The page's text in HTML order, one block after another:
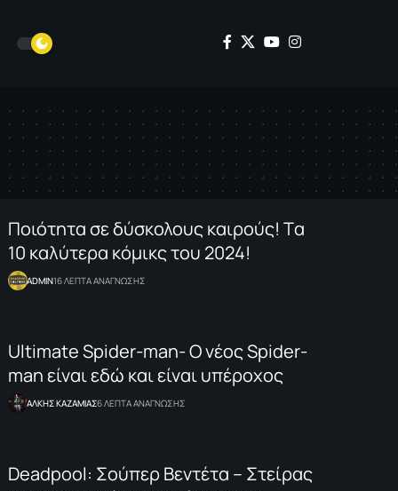
Ποιότητα σε δύσκολους καιρούς! Tα
10 καλύτερα κόμικς του 2024!
ADMIN16 ΛΕΠΤΑ ΑΝΑΓΝΩΣΗΣ
Ultimate Spider-man- Ο νέος Spider-
man είναι εδώ και είναι υπέροχος
ΑΛΚΗΣ ΚΑΖΑΜΙΑΣ6 ΛΕΠΤΑ ΑΝΑΓΝΩΣΗΣ
Deadpool: Σούπερ Βεντέτα – Στείρας